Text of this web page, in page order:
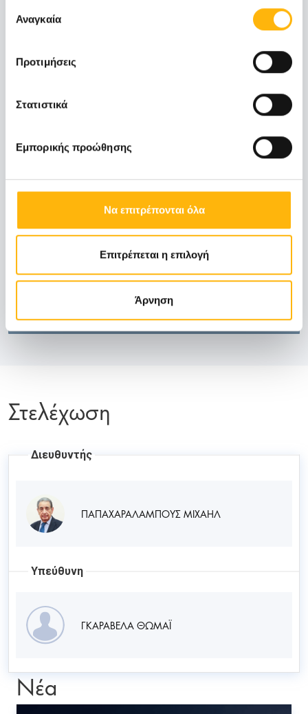
των υπηρεσιών τους.
συγκατάθεσης
Αναγκαία
Προτιμήσεις
Στατιστικά
Εμπορικής προώθησης
Να επιτρέπονται όλα
Επιτρέπεται η επιλογή
Άρνηση
210 638 3090
checkup@iaso.gr
Ωράριο λειτουργίας:
Κλείστε Ραντεβού
Στελέχωση
Διευθυντής
ΠΑΠΑΧΑΡΑΛΑΜΠΟΥΣ ΜΙΧΑΗΛ
Υπεύθυνη
ΓΚΑΡΑΒΕΛΑ ΘΩΜΑΪ
Νέα